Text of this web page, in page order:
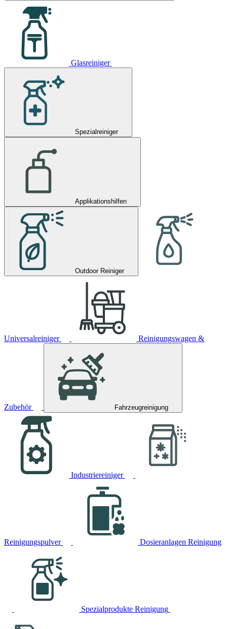
Glasreiniger
Spezialreiniger
Applikationshilfen
Outdoor Reiniger
Universalreiniger Reinigungswagen &
Zubehör Fahrzeugreinigung
Industriereiniger
Reinigungspulver Dosieranlagen Reinigung
Spezialprodukte Reinigung